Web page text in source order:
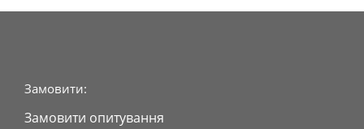
Замовити:
Замовити опитування